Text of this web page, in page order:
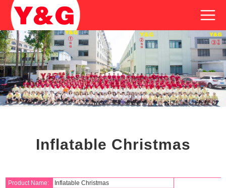
Inflatable Christmas
Product Name:
Inflatable Christmas